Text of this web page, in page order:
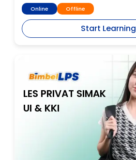
Online Offline
Start Learning
LES PRIVAT SIMAK
UI & KKI